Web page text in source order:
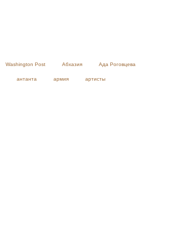
Washington Post Абхазия Ада Роговцева
антанта армия артисты